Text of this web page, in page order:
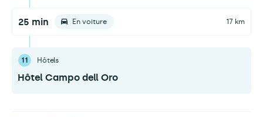
25 min En voiture 17 km
11 Hôtels
Hôtel Campo dell Oro